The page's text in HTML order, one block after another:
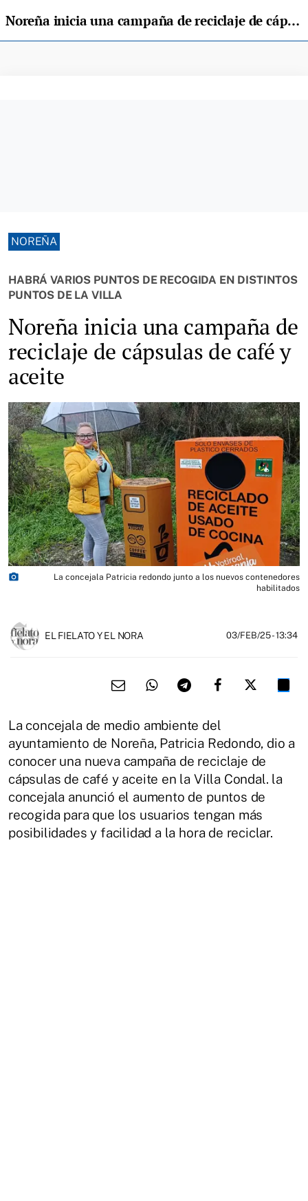
Noreña inicia una campaña de reciclaje de cápsulas de café y aceite
NOREÑA
HABRÁ VARIOS PUNTOS DE RECOGIDA EN DISTINTOS
PUNTOS DE LA VILLA
Noreña inicia una campaña de
reciclaje de cápsulas de café y
aceite
photo_camera
La concejala Patricia redondo junto a los nuevos contenedores
habilitados
EL FIELATO Y EL NORA 03/FEB/25- 13:34
La concejala de medio ambiente del
ayuntamiento de Noreña, Patricia Redondo, dio a
conocer una nueva campaña de reciclaje de
cápsulas de café y aceite en la Villa Condal. la
concejala anunció el aumento de puntos de
recogida para que los usuarios tengan más
posibilidades y facilidad a la hora de reciclar.